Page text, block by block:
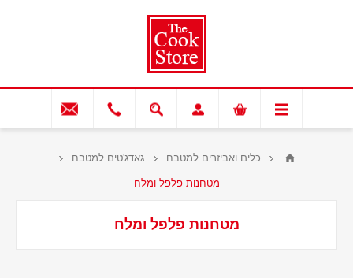
כלים ואביזרים למטבח גאדג'טים למטבח
מטחנות פלפל ומלח
מטחנות פלפל ומלח